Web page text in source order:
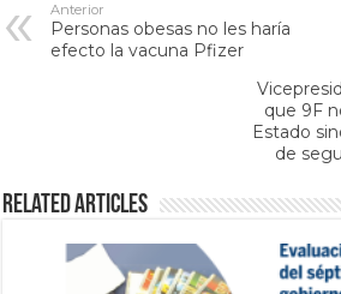
Anterior
Personas obesas no les haría
efecto la vacuna Pfizer
que 9F
Estado
de
Related Articles